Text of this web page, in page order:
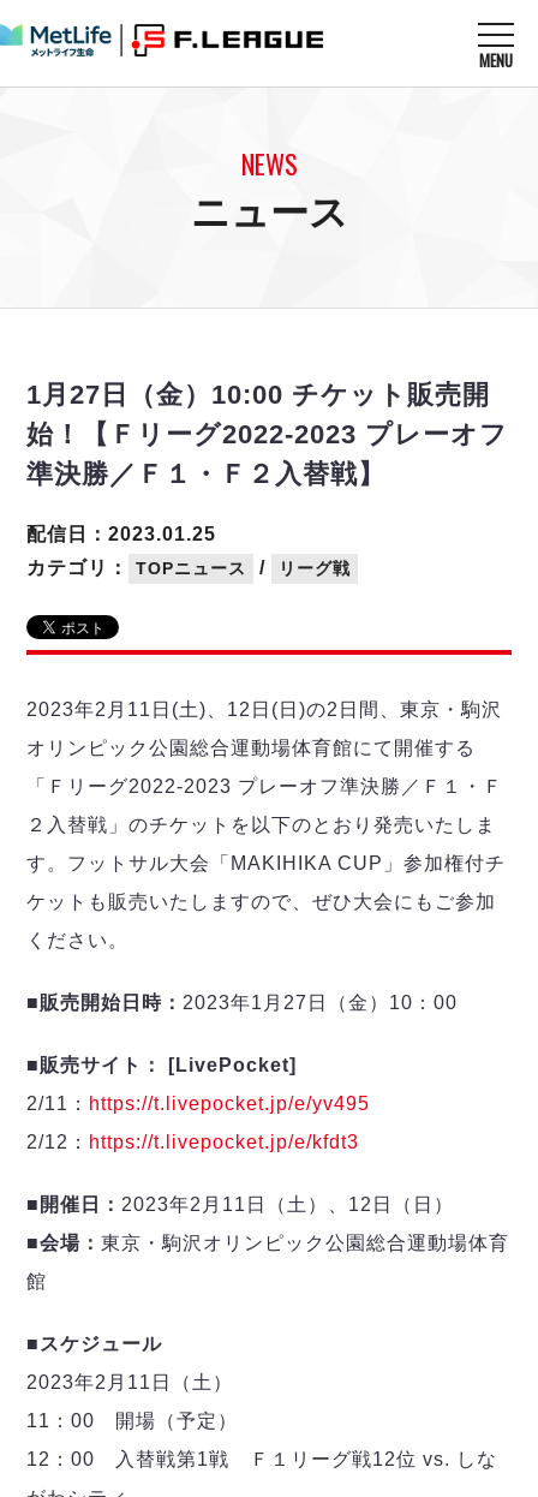
MENU
U-23選抜
メディア情報
フットサル日本代表
その他
戦績表
警告・退場・出場停止選手
個人ランキング｜ゴール
個人ランキング｜シュート
個人ランキング｜シュート成功率
個人ランキング｜第2PK
メットライフ生命Ｆ２リーグ
順位表
戦績表
警告・退場・出場停止選手
個人ランキング｜シュート
個人ランキング｜シュート成功率
個人ランキング｜第2PK
メットライフ生命Ｆリーグカップ 2026
大会概要
アリーナ情報
過去の記録
エスポラーダ北海道
バルドラール浦安
フウガドールすみだ
立川アスレティックFC
ペスカドーラ町田
ボアルース長野
シュライカー大阪
バサジィ大分
メットライフ生命Ｆ２リーグ
ヴォスクオーレ仙台
リガーレヴィア葛飾
Y．S．C．C．横浜
ヴィンセドール白山
アグレミーナ浜松
デウソン神戸
ポルセイド浜田
ミラクルスマイル新居浜
アリーナ情報 ARENA
リーグ概要 ABOUT US
リーグ概要
大会概要
リーグ要項
クラブライセンス関連
過去の記録
過去の試合記録
ディビジョン1 試合記録
ディビジョン2 試合記録
Ｆリーグカップ 試合記録
リーグ統計データ
記念ゴール
担当審判員
選手の通算記録（Ｆ１）
エスポラーダ北海道
フウガドールすみだ
しながわシティ
湘南ベルマーレ
ボアルース長野
名古屋オーシャンズ
シュライカー大阪
ボルクバレット北九州
プロジェクト PROJECT
ABeam AWARD
DIVISION 01
DIVISION02
FOLLOW US!
NEWS
ニュース
1月27日（金）10:00 チケット販売開
始！【Ｆリーグ2022-2023 プレーオフ
準決勝／Ｆ１・Ｆ２入替戦】
カテゴリ： TOPニュース / リーグ戦
配信日：2023.01.25
2023年2月11日(土)、12日(日)の2日間、東京・駒沢
オリンピック公園総合運動場体育館にて開催する
「Ｆリーグ2022-2023 プレーオフ準決勝／Ｆ１・Ｆ
２入替戦」のチケットを以下のとおり発売いたしま
す。フットサル大会「MAKIHIKA CUP」参加権付チ
ケットも販売いたしますので、ぜひ大会にもご参加
ください。
■販売開始日時： 2023年1月27日（金）10：00
■販売サイト： [LivePocket]
2/11： https://t.livepocket.jp/e/yv495
2/12： https://t.livepocket.jp/e/kfdt3
■開催日： 2023年2月11日（土）、12日（日）
■会場：東京・駒沢オリンピック公園総合運動場体育
館
■スケジュール
2023年2月11日（土）
11：00 開場（予定）
12：00 入替戦第1戦 Ｆ１リーグ戦12位 vs. しな